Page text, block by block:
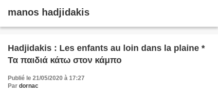
manos hadjidakis
Hadjidakis : Les enfants au loin dans la plaine *
Τα παιδιά κάτω στον κάμπο
Publié le 21/05/2020 à 17:27
Par dornac